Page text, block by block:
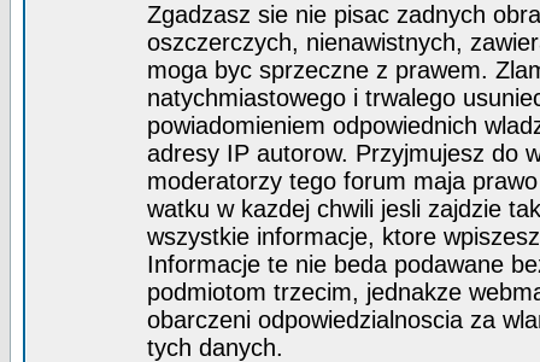
Zgadzasz sie nie pisac zadnych
oszczerczych, nienawistnych,
moga byc sprzeczne z prawem.
natychmiastowego i trwalego
powiadomieniem odpowiednich
adresy IP autorow. Przyjmujesz do
moderatorzy tego forum maja
watku w kazdej chwili jesli zajdzie
wszystkie informacje, ktore
Informacje te nie beda podawane
podmiotom trzecim, jednakze
obarczeni odpowiedzialnoscia za
tych danych.